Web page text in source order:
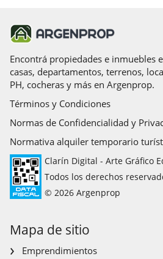
Encontrá propiedades e inmuebles
casas, departamentos, terrenos,
PH, cocheras y más en Argenprop.
Términos y Condiciones
Normas de Confidencialidad y
Normativa alquiler temporario
Clarín Digital - Arte Gráfico
Todos los derechos
© 2026 Argenprop
Mapa de sitio
Emprendimientos